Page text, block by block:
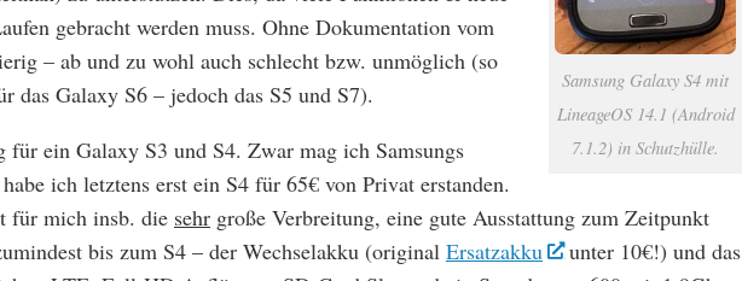
Samsung Galaxy S4 mit
LineageOS 14.1 (Android
7.1.2) in Schutzhülle.
gebracht werden muss. Ohne Dokumentation vom
– ab und zu wohl auch schlecht bzw. unmöglich (so
das Galaxy S6 – jedoch das S5 und S7).
für ein Galaxy S3 und S4. Zwar mag ich Samsungs
ich letztens erst ein S4 für 65€ von Privat erstanden.
für mich insb. die sehr große Verbreitung, eine gute Ausstattung zum Zeitpunkt
bis zum S4 – der Wechselakku (original Ersatzakku
unter 10€!) und das